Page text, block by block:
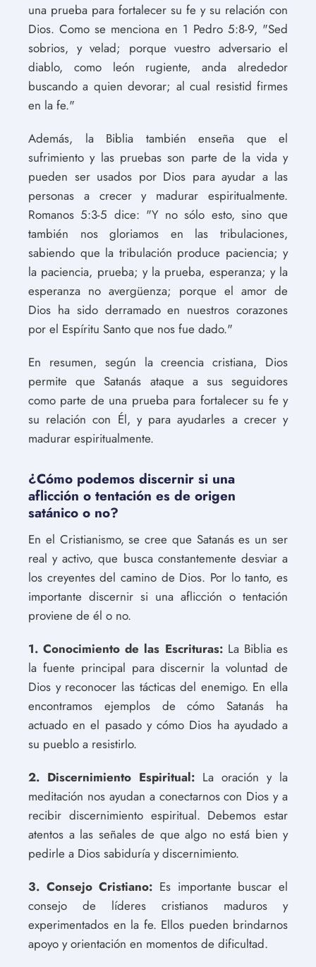
una prueba para fortalecer su fe y su relación con
Dios. Como se menciona en 1 Pedro 5:8-9, "Sed
sobrios, y velad; porque vuestro adversario el
diablo, como león rugiente, anda alrededor
buscando a quien devorar; al cual resistid firmes
en la fe."
Además, la Biblia también enseña que el
sufrimiento y las pruebas son parte de la vida y
pueden ser usados por Dios para ayudar a las
personas a crecer y madurar espiritualmente.
Romanos 5:3-5 dice: "Y no sólo esto, sino que
también nos gloriamos en las tribulaciones,
sabiendo que la tribulación produce paciencia; y
la paciencia, prueba; y la prueba, esperanza; y la
esperanza no avergüenza; porque el amor de
Dios ha sido derramado en nuestros corazones
por el Espíritu Santo que nos fue dado."
En resumen, según la creencia cristiana, Dios
permite que Satanás ataque a sus seguidores
como parte de una prueba para fortalecer su fe y
su relación con Él, y para ayudarles a crecer y
madurar espiritualmente.
¿Cómo podemos discernir si una
aflicción o tentación es de origen
satánico o no?
En el Cristianismo, se cree que Satanás es un ser
real y activo, que busca constantemente desviar a
los creyentes del camino de Dios. Por lo tanto, es
importante discernir si una aflicción o tentación
proviene de él o no.
1. Conocimiento de las Escrituras:La Biblia es
la fuente principal para discernir la voluntad de
Dios y reconocer las tácticas del enemigo. En ella
encontramos ejemplos de cómo Satanás ha
actuado en el pasado y cómo Dios ha ayudado a
su pueblo a resistirlo.
2. Discernimiento Espiritual: La oración y la
meditación nos ayudan a conectarnos con Dios y a
recibir discernimiento espiritual. Debemos estar
atentos a las señales de que algo no está bien y
pedirle a Dios sabiduría y discernimiento.
3. Consejo Cristiano: Es importante buscar el
consejo de líderes cristianos maduros y
experimentados en la fe. Ellos pueden brindarnos
apoyo y orientación en momentos de dificultad.